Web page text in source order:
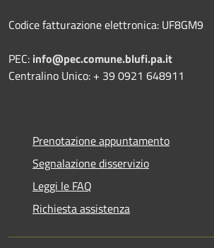
Codice fatturazione elettronica: UF8GM9
PEC: info@pec.comune.blufi.pa.it
Centralino Unico: + 39 0921 648911
Prenotazione appuntamento
Segnalazione disservizio
Leggi le FAQ
Richiesta assistenza